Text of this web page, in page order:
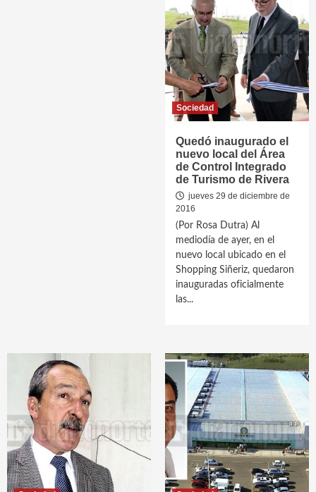
Sociedad
Quedó inaugurado el
nuevo local del Área
de Control Integrado
de Turismo de Rivera
jueves 29 de diciembre de
2016
(Por Rosa Dutra) Al
mediodía de ayer, en el
nuevo local ubicado en el
Shopping Siñeriz, quedaron
inauguradas oficialmente
las...